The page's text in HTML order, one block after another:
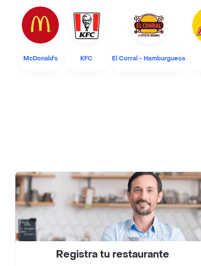
McDonald's KFC El Corral - Hamburguesa
Registra tu restaurante